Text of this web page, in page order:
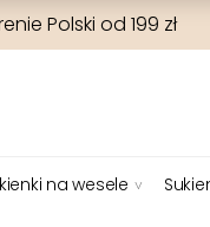
Polski od 199 zł
na wesele